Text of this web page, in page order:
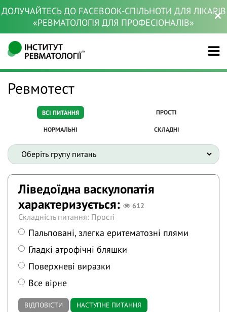
ДОЛУЧАЙТЕСЬ ДО FACEBOOK-СПІЛЬНОТИ ДЛЯ ЛІКАРІВ
«РЕВМАТОЛОГІЯ ДЛЯ ПРОФЕСІОНАЛІВ»
Ревмотест
ВСІ ПИТАННЯ ПРОСТІ
НОРМАЛЬНІ СКЛАДНІ
Ліведоїдна васкулопатія
характеризується:
612
Складність питання: Прості
Пальповані, злегка еритематозні плями
Гладкі атрофічні бляшки
Поверхневі виразки
Все вірне
ВІДПОВІСТИ НАСТУПНЕ ПИТАННЯ